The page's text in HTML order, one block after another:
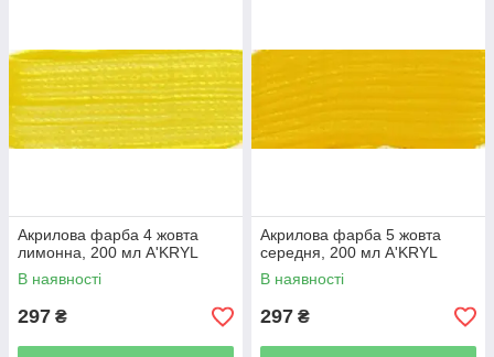
Акрилова фарба 4 жовта
лимонна, 200 мл A'KRYL
В наявності
297 ₴
Акрилова фарба 5 жовта
середня, 200 мл A'KRYL
В наявності
297 ₴